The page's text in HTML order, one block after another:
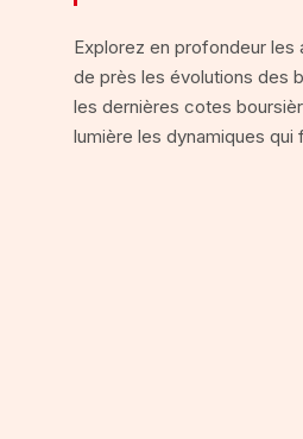
Explorez en profondeur
de près les évolutions des
les dernières cotes
lumière les dynamiques